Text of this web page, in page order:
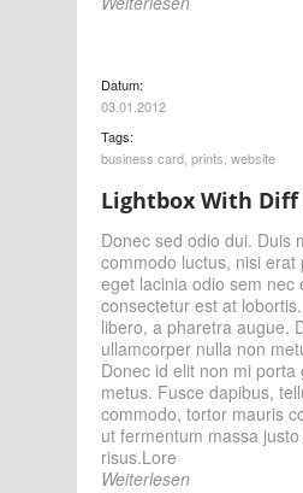
Datum:
03.01.2012
Tags:
business card, prints, website
Lightbox With Diff
Donec sed odio dui. Duis
commodo luctus, nisi erat
eget lacinia odio sem nec
consectetur est at
libero, a pharetra augue.
ullamcorper nulla non
Donec id elit non mi
metus. Fusce dapibus,
commodo, tortor mauris
ut fermentum massa
risus.Lore
Weiterlesen